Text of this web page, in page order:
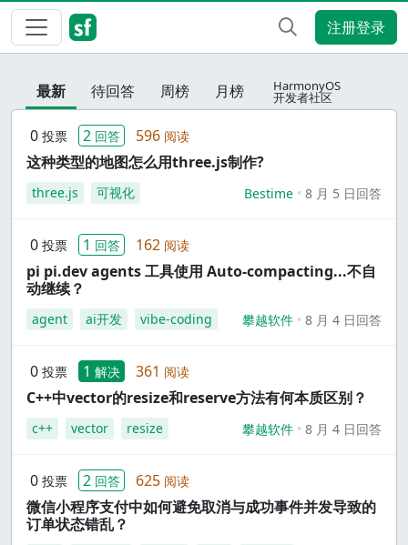
注册登录
最新 待回答 周榜 月榜 HarmonyOS
开发者社区
0 投票 2 回答 596 阅读
这种类型的地图怎么用three.js制作?
three.js 可视化 Bestime 8 月 5 日回答
0 投票 1 回答 162 阅读
pi pi.dev agents 工具使用 Auto-compacting...不自
动继续？
agent ai开发 vibe-coding 攀越软件 8 月 4 日回答
0 投票 1 解决 361 阅读
C++中vector的resize和reserve方法有何本质区别？
c++ vector resize 攀越软件 8 月 4 日回答
0 投票 2 回答 625 阅读
微信小程序支付中如何避免取消与成功事件并发导致的
订单状态错乱？